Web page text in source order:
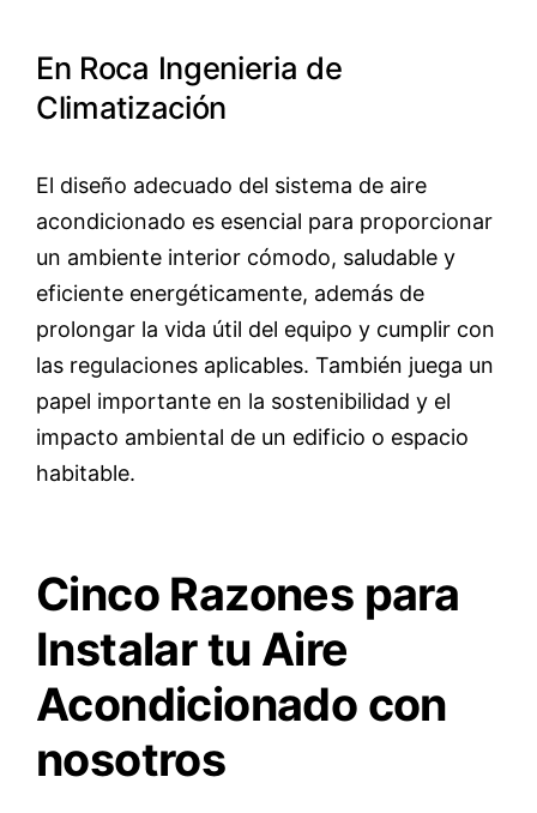
En Roca Ingenieria de
Climatización
El diseño adecuado del sistema de aire
acondicionado es esencial para proporcionar
un ambiente interior cómodo, saludable y
eficiente energéticamente, además de
prolongar la vida útil del equipo y cumplir con
las regulaciones aplicables. También juega un
papel importante en la sostenibilidad y el
impacto ambiental de un edificio o espacio
habitable.
Cinco Razones para
Instalar tu Aire
Acondicionado con
nosotros